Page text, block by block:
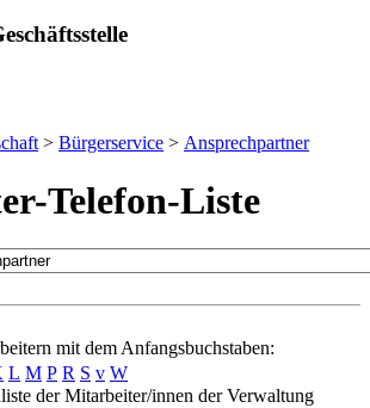
> Bürgerservice > Ansprechpartner
Telefon-Liste
mit dem Anfangsbuchstaben:
L M P R S v W
der Mitarbeiter/innen der Verwaltung